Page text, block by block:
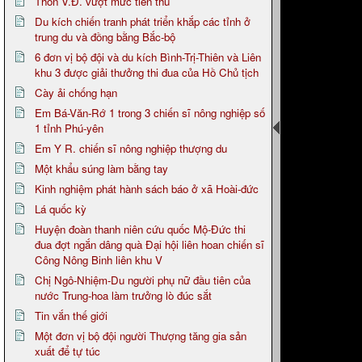
Du kích chiến tranh phát triển khắp các tỉnh ở
trung du và đồng bằng Bắc-bộ
6 đơn vị bộ đội và du kích Bình-Trị-Thiên và Liên
khu 3 được giải thưởng thi đua của Hồ Chủ tịch
Cày ải chống hạn
Em Bá-Văn-Rớ 1 trong 3 chiến sĩ nông nghiệp số
1 tỉnh Phú-yên
Em Y R. chiến sĩ nông nghiệp thượng du
Một khẩu súng làm bằng tay
Kinh nghiệm phát hành sách báo ở xã Hoài-đức
Lá quốc kỳ
Huyện đoàn thanh niên cứu quốc Mộ-Đức thi
đua đợt ngắn dâng quà Đại hội liên hoan chiến sĩ
Công Nông Binh liên khu V
Chị Ngô-Nhiệm-Du người phụ nữ đầu tiên của
nước Trung-hoa làm trưởng lò đúc sắt
Tin vắn thế giới
Một đơn vị bộ đội người Thượng tăng gia sản
xuất để tự túc